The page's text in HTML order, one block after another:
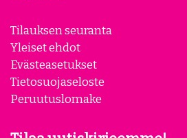
Tilauksen seuranta
Yleiset ehdot
Evästeasetukset
Tietosuojaseloste
Peruutuslomake